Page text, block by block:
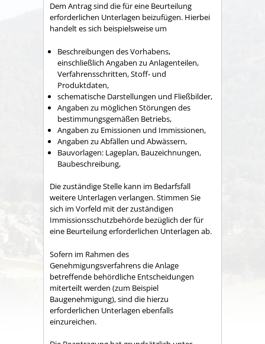
Dem Antrag sind die für eine Beurteilung
erforderlichen Unterlagen beizufügen. Hierbei
handelt es sich beispielsweise um
Beschreibungen des Vorhabens,
einschließlich Angaben zu Anlagenteilen,
Verfahrensschritten, Stoff- und
Produktdaten,
schematische Darstellungen und Fließbilder,
Angaben zu möglichen Störungen des
bestimmungsgemäßen Betriebs,
Angaben zu Emissionen und Immissionen,
Angaben zu Abfällen und Abwässern,
Bauvorlagen: Lageplan, Bauzeichnungen,
Baubeschreibung,
Die zuständige Stelle kann im Bedarfsfall
weitere Unterlagen verlangen. Stimmen Sie
sich im Vorfeld mit der zuständigen
Immissionsschutzbehörde bezüglich der für
eine Beurteilung erforderlichen Unterlagen ab.
Sofern im Rahmen des
Genehmigungsverfahrens die Anlage
betreffende behördliche Entscheidungen
miterteilt werden (zum Beispiel
Baugenehmigung), sind die hierzu
erforderlichen Unterlagen ebenfalls
einzureichen.